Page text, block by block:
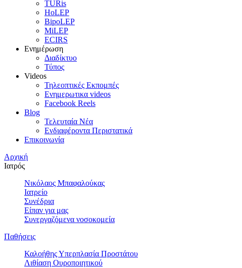
TURis
HoLEP
BipoLEP
MiLEP
ECIRS
Ενημέρωση
Διαδίκτυο
Τύπος
Videos
Τηλεοπτικές Εκπομπές
Ενημερωτικα videos
Facebook Reels
Blog
Τελευταία Νέα
Ενδιαφέροντα Περιστατικά
Επικοινωνία
Αρχική
Ιατρός
Νικόλαος Μπαφαλούκας
Ιατρείο
Συνέδρια
Είπαν για μας
Συνεργαζόμενα νοσοκομεία
Παθήσεις
Καλοήθης Υπερπλασία Προστάτου
Λιθίαση Ουροποιητικού